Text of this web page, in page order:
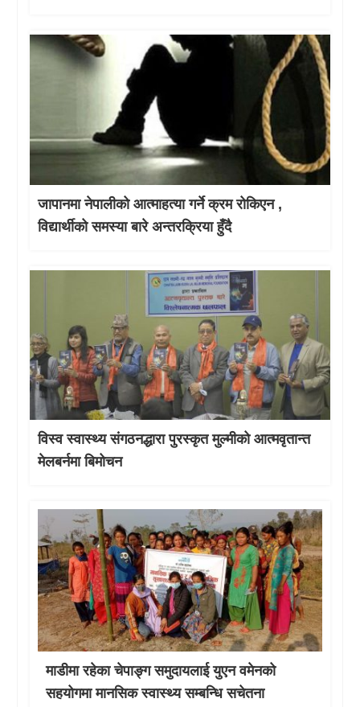
जापानमा नेपालीको आत्माहत्या गर्ने क्रम रोकिएन ,
विद्यार्थीको समस्या बारे अन्तरक्रिया हुँदै
विस्व स्वास्थ्य संगठनद्धारा पुरस्कृत मुल्मीको आत्मवृतान्त
मेलबर्नमा बिमोचन
माडीमा रहेका चेपाङ्ग समुदायलाई युएन वमेनको
सहयोगमा मानसिक स्वास्थ्य सम्बन्धि सचेतना